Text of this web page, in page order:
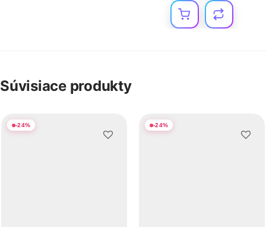
Súvisiace produkty
-24% -24%